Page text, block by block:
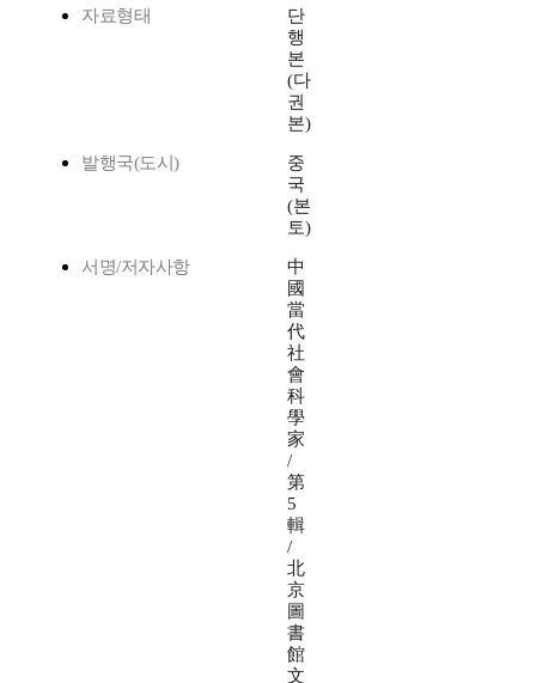
자료형태
단
행
본
(다
권
본)
발행국(도시)
중
국
(본
토)
서명/저자사항
中
國
當
代
社
會
科
學
家
/
第
5
輯
/
北
京
圖
書
館
文